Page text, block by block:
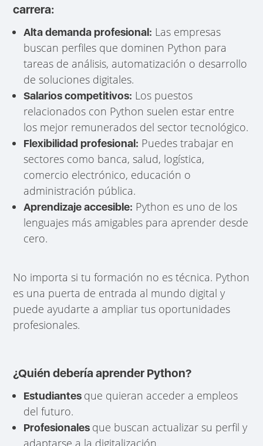
carrera:
Alta demanda profesional: Las empresas
buscan perfiles que dominen Python para
tareas de análisis, automatización o desarrollo
de soluciones digitales.
Salarios competitivos: Los puestos
relacionados con Python suelen estar entre
los mejor remunerados del sector tecnológico.
Flexibilidad profesional: Puedes trabajar en
sectores como banca, salud, logística,
comercio electrónico, educación o
administración pública.
Aprendizaje accesible: Python es uno de los
lenguajes más amigables para aprender desde
cero.
No importa si tu formación no es técnica. Python
es una puerta de entrada al mundo digital y
puede ayudarte a ampliar tus oportunidades
profesionales.
¿Quién debería aprender Python?
Estudiantes que quieran acceder a empleos
del futuro.
Profesionales que buscan actualizar su perfil y